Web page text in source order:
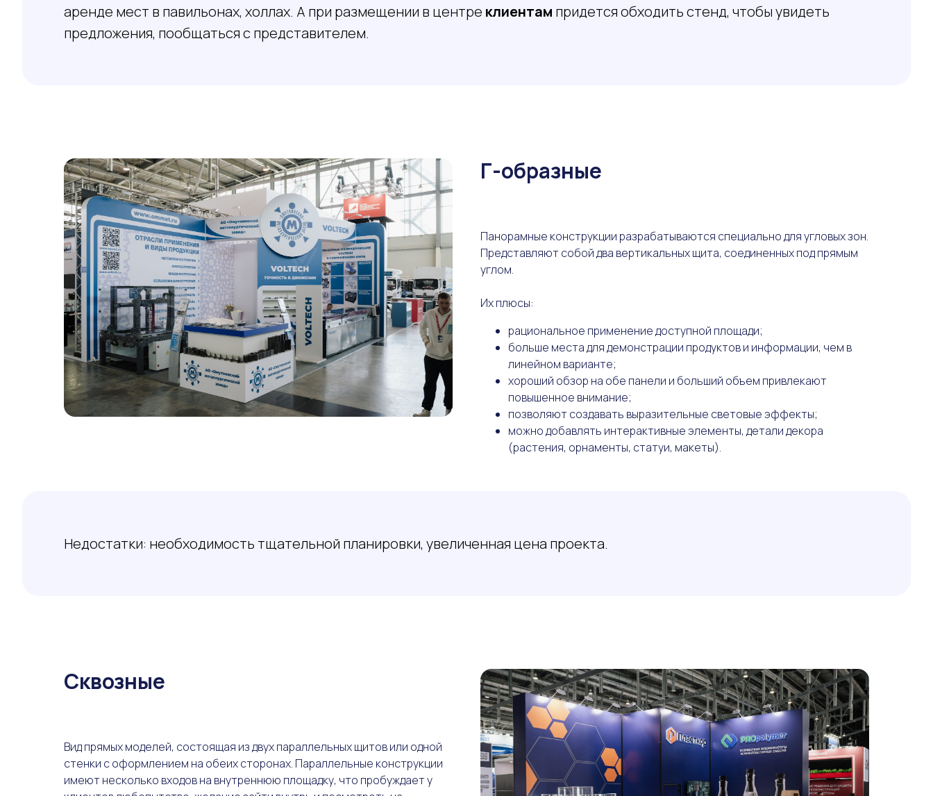
аренде мест в павильонах, холлах. А при размещении в центре клиентам придется обходить стенд, чтобы увидеть
предложения, пообщаться с представителем.
Г-образные
Панорамные конструкции разрабатываются специально для угловых зон.
Представляют собой два вертикальных щита, соединенных под прямым
углом.
Их плюсы:
рациональное применение доступной площади;
больше места для демонстрации продуктов и информации, чем в
линейном варианте;
хороший обзор на обе панели и больший объем привлекают
повышенное внимание;
позволяют создавать выразительные световые эффекты;
можно добавлять интерактивные элементы, детали декора
(растения, орнаменты, статуи, макеты).
Недостатки: необходимость тщательной планировки, увеличенная цена проекта.
Сквозные
Вид прямых моделей, состоящая из двух параллельных щитов или одной
стенки с оформлением на обеих сторонах. Параллельные конструкции
имеют несколько входов на внутреннюю площадку, что пробуждает у